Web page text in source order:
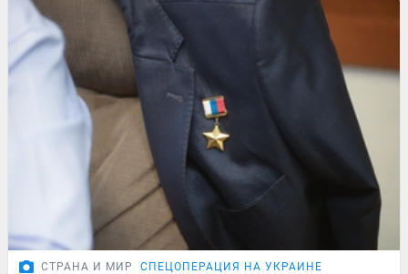
СТРАНА И МИР СПЕЦОПЕРАЦИЯ НА УКРАИНЕ